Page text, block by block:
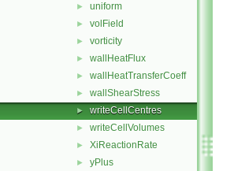
► uniform
► volField
► vorticity
► wallHeatFlux
► wallHeatTransferCoeff
► wallShearStress
► writeCellCentres
► writeCellVolumes
► XiReactionRate
► yPlus